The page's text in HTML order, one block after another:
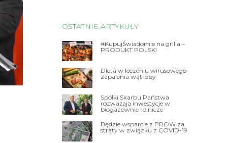
OSTATNIE ARTYKUŁY
#KupujŚwiadomie na grilla –
PRODUKT POLSKI
Dieta w leczeniu wirusowego
zapalenia wątroby
Spółki Skarbu Państwa
rozważają inwestycje w
biogazownie rolnicze
Będzie wsparcie z PROW za
straty w związku z COVID-19